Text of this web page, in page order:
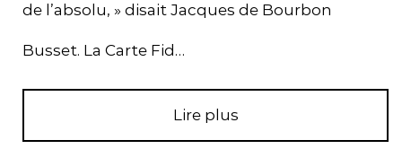
de l’absolu, » disait Jacques de Bourbon
Busset. La Carte Fid…
Lire plus